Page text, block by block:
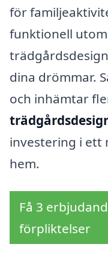
för
funktionell
dina drömmar.
och inhämtar
investering i ett
hem.
Få 3
förpliktelser